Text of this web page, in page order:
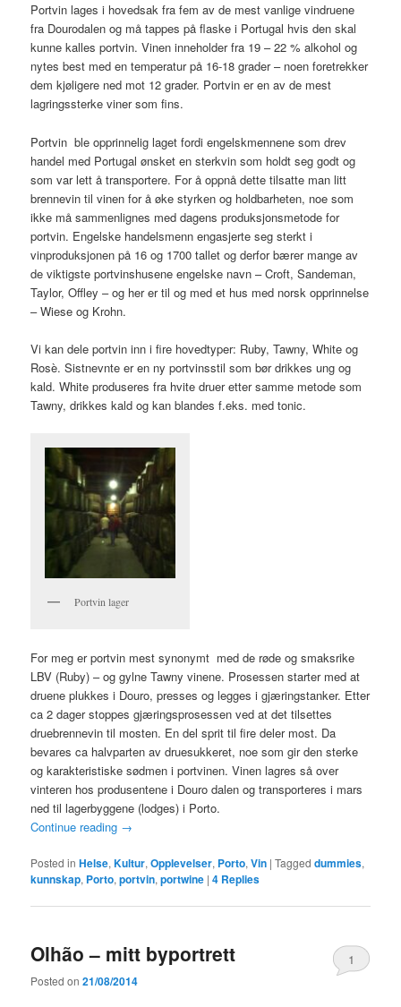
Portvin lages i hovedsak fra fem av de mest vanlige vindruene
fra Dourodalen og må tappes på flaske i Portugal hvis den skal
kunne kalles portvin. Vinen inneholder fra 19 – 22 % alkohol og
nytes best med en temperatur på 16-18 grader – noen foretrekker
dem kjøligere ned mot 12 grader. Portvin er en av de mest
lagringssterke viner som fins.
Portvin ble opprinnelig laget fordi engelskmennene som drev
handel med Portugal ønsket en sterkvin som holdt seg godt og
som var lett å transportere. For å oppnå dette tilsatte man litt
brennevin til vinen for å øke styrken og holdbarheten, noe som
ikke må sammenlignes med dagens produksjonsmetode for
portvin. Engelske handelsmenn engasjerte seg sterkt i
vinproduksjonen på 16 og 1700 tallet og derfor bærer mange av
de viktigste portvinshusene engelske navn – Croft, Sandeman,
Taylor, Offley – og her er til og med et hus med norsk opprinnelse
– Wiese og Krohn.
Vi kan dele portvin inn i fire hovedtyper: Ruby, Tawny, White og
Rosè. Sistnevnte er en ny portvinsstil som bør drikkes ung og
kald. White produseres fra hvite druer etter samme metode som
Tawny, drikkes kald og kan blandes f.eks. med tonic.
Portvin lager
For meg er portvin mest synonymt med de røde og smaksrike
LBV (Ruby) – og gylne Tawny vinene. Prosessen starter med at
druene plukkes i Douro, presses og legges i gjæringstanker. Etter
ca 2 dager stoppes gjæringsprosessen ved at det tilsettes
druebrennevin til mosten. En del sprit til fire deler most. Da
bevares ca halvparten av druesukkeret, noe som gir den sterke
og karakteristiske sødmen i portvinen. Vinen lagres så over
vinteren hos produsentene i Douro dalen og transporteres i mars
ned til lagerbyggene (lodges) i Porto.
Continue reading →
Posted in Helse,Kultur,Opplevelser, Porto,Vin |Tagged dummies,
kunnskap, Porto,portvin,portwine |4 Replies
Olhão – mitt byportrett
Posted on21/08/2014
1